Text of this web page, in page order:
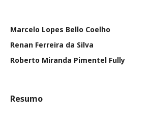
Marcelo Lopes Bello Coelho
Renan Ferreira da Silva
Roberto Miranda Pimentel Fully
Resumo